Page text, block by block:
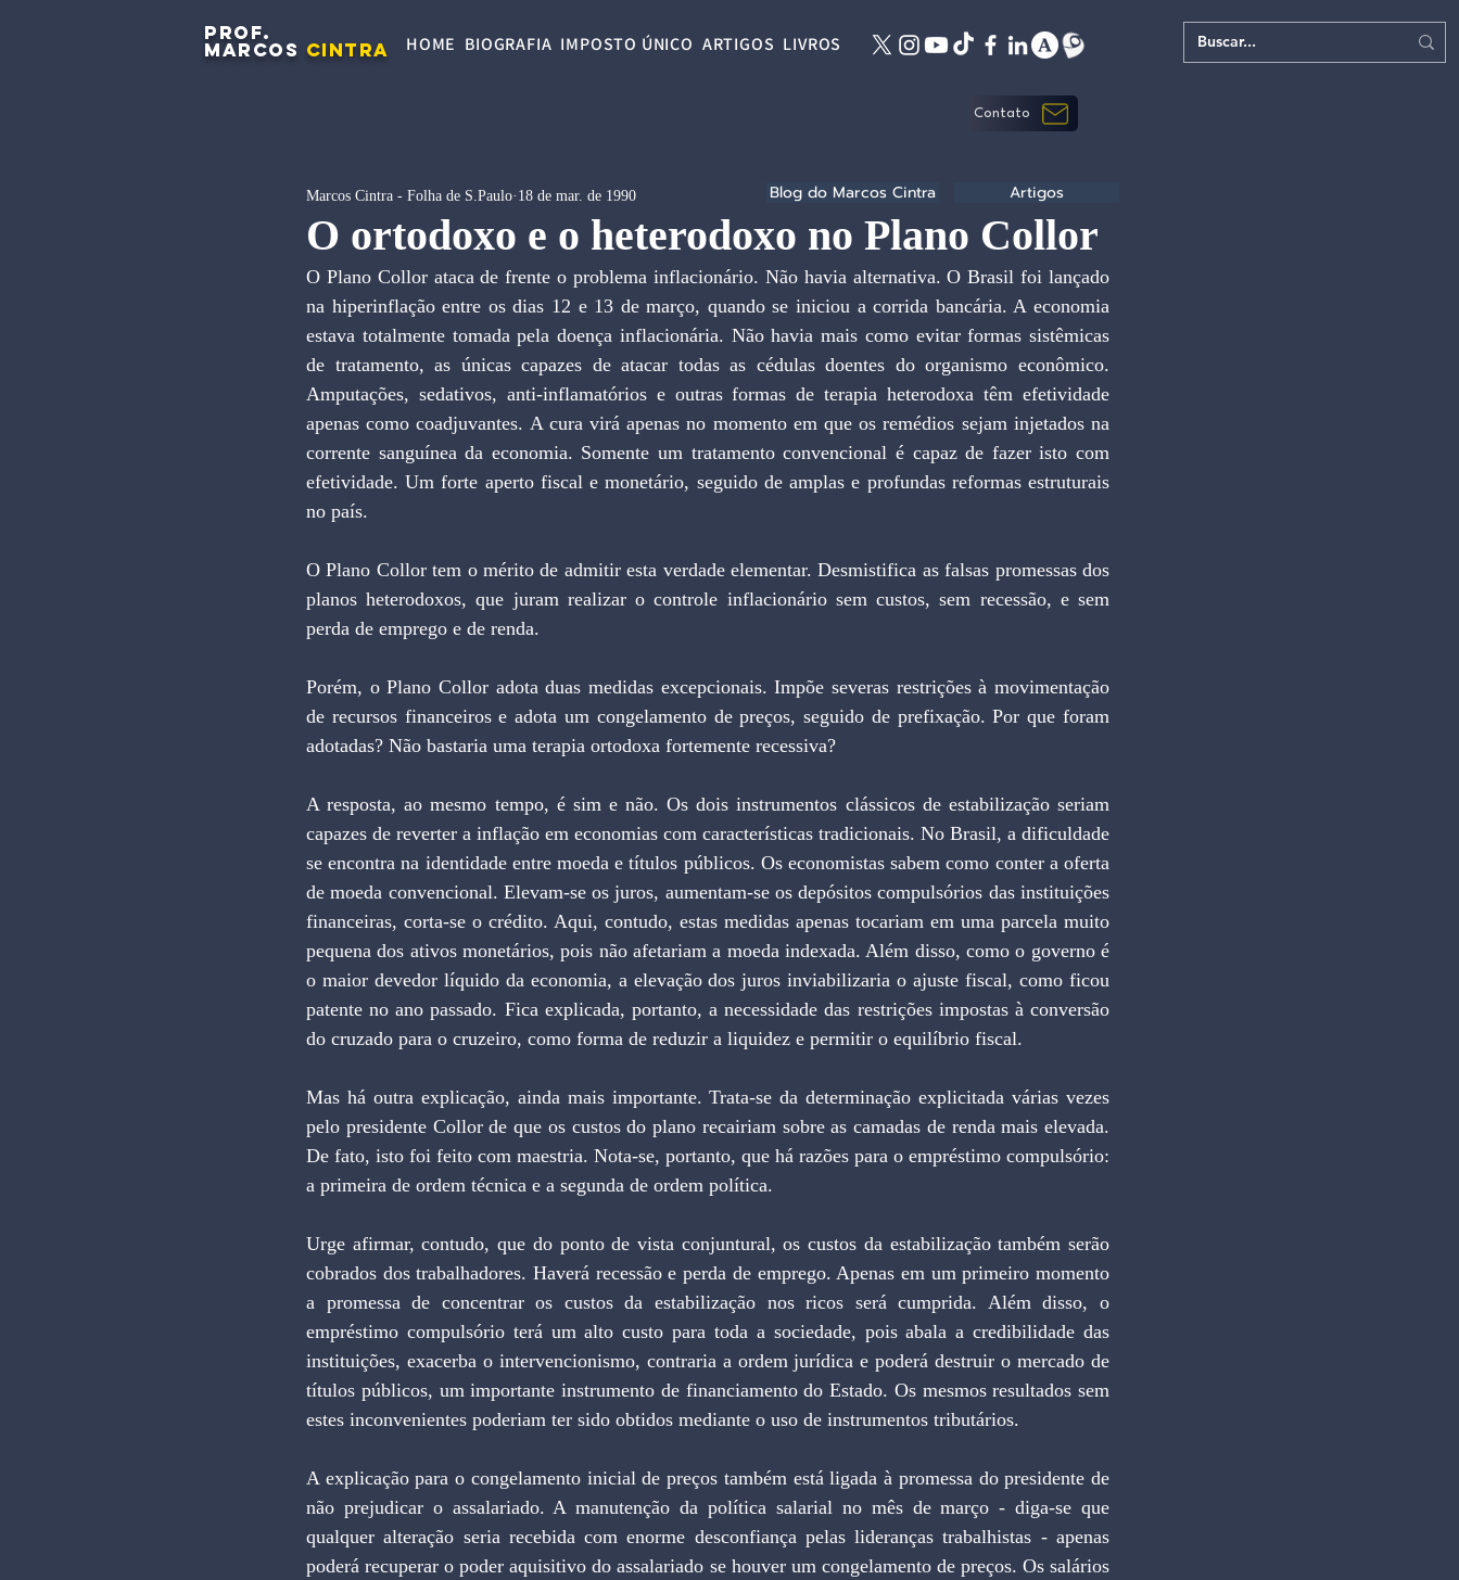
PROF.
MARCOS CINTRA HOME BIOGRAFIA IMPOSTO ÚNICO ARTIGOS LIVROS
Contato
O ortodoxo e o heterodoxo no Plano Collor
Marcos Cintra - Folha de S.Paulo 18 de mar. de 1990
O Plano Collor ataca de frente o problema inflacionário. Não havia alternativa. O Brasil foi lançado
na hiperinflação entre os dias 12 e 13 de março, quando se iniciou a corrida bancária. A economia
estava totalmente tomada pela doença inflacionária. Não havia mais como evitar formas sistêmicas
de tratamento, as únicas capazes de atacar todas as cédulas doentes do organismo econômico.
Amputações, sedativos, anti-inflamatórios e outras formas de terapia heterodoxa têm efetividade
apenas como coadjuvantes. A cura virá apenas no momento em que os remédios sejam injetados na
corrente sanguínea da economia. Somente um tratamento convencional é capaz de fazer isto com
efetividade. Um forte aperto fiscal e monetário, seguido de amplas e profundas reformas estruturais
no país.
O Plano Collor tem o mérito de admitir esta verdade elementar. Desmistifica as falsas promessas dos
planos heterodoxos, que juram realizar o controle inflacionário sem custos, sem recessão, e sem
perda de emprego e de renda.
Porém, o Plano Collor adota duas medidas excepcionais. Impõe severas restrições à movimentação
de recursos financeiros e adota um congelamento de preços, seguido de prefixação. Por que foram
adotadas? Não bastaria uma terapia ortodoxa fortemente recessiva?
A resposta, ao mesmo tempo, é sim e não. Os dois instrumentos clássicos de estabilização seriam
capazes de reverter a inflação em economias com características tradicionais. No Brasil, a dificuldade
se encontra na identidade entre moeda e títulos públicos. Os economistas sabem como conter a oferta
de moeda convencional. Elevam-se os juros, aumentam-se os depósitos compulsórios das instituições
financeiras, corta-se o crédito. Aqui, contudo, estas medidas apenas tocariam em uma parcela muito
pequena dos ativos monetários, pois não afetariam a moeda indexada. Além disso, como o governo é
o maior devedor líquido da economia, a elevação dos juros inviabilizaria o ajuste fiscal, como ficou
patente no ano passado. Fica explicada, portanto, a necessidade das restrições impostas à conversão
do cruzado para o cruzeiro, como forma de reduzir a liquidez e permitir o equilíbrio fiscal.
Mas há outra explicação, ainda mais importante. Trata-se da determinação explicitada várias vezes
pelo presidente Collor de que os custos do plano recairiam sobre as camadas de renda mais elevada.
De fato, isto foi feito com maestria. Nota-se, portanto, que há razões para o empréstimo compulsório:
a primeira de ordem técnica e a segunda de ordem política.
Urge afirmar, contudo, que do ponto de vista conjuntural, os custos da estabilização também serão
cobrados dos trabalhadores. Haverá recessão e perda de emprego. Apenas em um primeiro momento
a promessa de concentrar os custos da estabilização nos ricos será cumprida. Além disso, o
empréstimo compulsório terá um alto custo para toda a sociedade, pois abala a credibilidade das
instituições, exacerba o intervencionismo, contraria a ordem jurídica e poderá destruir o mercado de
títulos públicos, um importante instrumento de financiamento do Estado. Os mesmos resultados sem
estes inconvenientes poderiam ter sido obtidos mediante o uso de instrumentos tributários.
A explicação para o congelamento inicial de preços também está ligada à promessa do presidente de
não prejudicar o assalariado. A manutenção da política salarial no mês de março - diga-se que
qualquer alteração seria recebida com enorme desconfiança pelas lideranças trabalhistas - apenas
poderá recuperar o poder aquisitivo do assalariado se houver um congelamento de preços. Os salários
Blog do Marcos Cintra Artigos